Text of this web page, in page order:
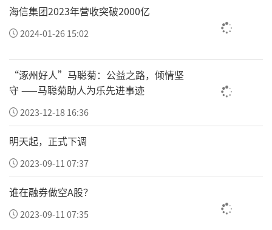
海信集团2023年营收突破2000亿
2024-01-26 15:02
“涿州好人”马聪菊：公益之路，倾情坚
守 ——马聪菊助人为乐先进事迹
2023-12-18 16:36
明天起，正式下调
2023-09-11 07:37
谁在融券做空A股？
2023-09-11 07:35